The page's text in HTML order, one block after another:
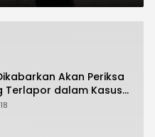
Akan Periksa
Terlapor dalam Kasus
Bermodus Surat